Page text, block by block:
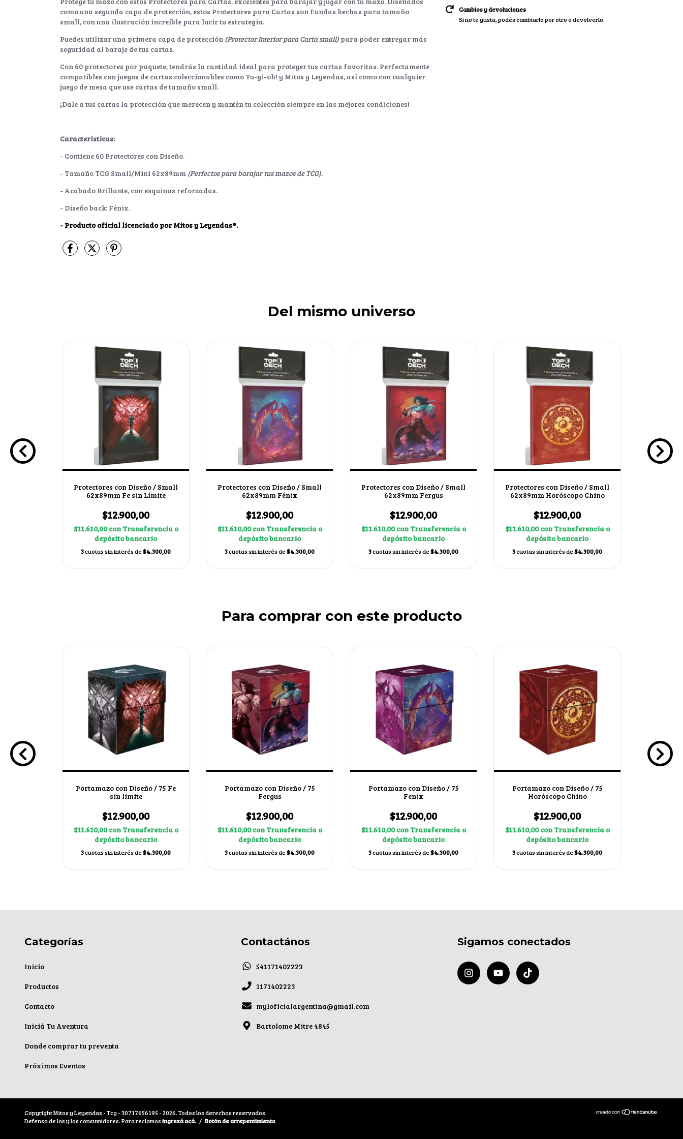
como una segunda capa de protección, estos Protectores para Cartas son Fundas hechas para tamaño
small, con una ilustración increíble para lucir tu estrategia.
Puedes utilizar una primera capa de protección (Protector Interior para Carta small) para poder entregar más
seguridad al baraje de tus cartas.
Con 60 protectores por paquete, tendrás la cantidad ideal para proteger tus cartas favoritas. Perfectamente
compatibles con juegos de cartas coleccionables como Yu-gi-oh! y Mitos y Leyendas, así como con cualquier
juego de mesa que use cartas de tamaño small.
¡Dale a tus cartas la protección que merecen y mantén tu colección siempre en las mejores condiciones!
Características:
- Contiene 60 Protectores con Diseño.
- Tamaño TCG Small/Mini 62x89mm (Perfectos para barajar tus mazos de TCG).
- Acabado Brillante, con esquinas reforzadas.
- Diseño back: Fénix.
- Producto oficial licenciado por Mitos y Leyendas®.
Cambios y devoluciones
Si no te gusta, podés cambiarlo por otro o devolverlo.
Del mismo universo
Protectores con Diseño / Small
62x89mm Fe sin Límite
$12.900,00
$11.610,00con Transferencia o
depósito bancario
3cuotas sin interés de$4.300,00
Protectores con Diseño / Small
62x89mm Fénix
$12.900,00
$11.610,00con Transferencia o
depósito bancario
3cuotas sin interés de$4.300,00
Protectores con Diseño / Small
62x89mm Fergus
$12.900,00
$11.610,00con Transferencia o
depósito bancario
3cuotas sin interés de$4.300,00
Protectores con Diseño / Small
62x89mm Horóscopo Chino
$12.900,00
$11.610,00con Transferencia o
depósito bancario
3cuotas sin interés de$4.300,00
Para comprar con este producto
Portamazo con Diseño / 75 Fe
sin limite
$12.900,00
$11.610,00con Transferencia o
depósito bancario
3cuotas sin interés de$4.300,00
Portamazo con Diseño / 75
Fergus
$12.900,00
$11.610,00con Transferencia o
depósito bancario
3cuotas sin interés de$4.300,00
Portamazo con Diseño / 75
Fenix
$12.900,00
$11.610,00con Transferencia o
depósito bancario
3cuotas sin interés de$4.300,00
Portamazo con Diseño / 75
Horóscopo Chino
$12.900,00
$11.610,00con Transferencia o
depósito bancario
3cuotas sin interés de$4.300,00
Categorías
Inicio
Productos
Contacto
Iniciá Tu Aventura
Donde comprar tu preventa
Próximos Eventos
Contactános
541171402223
1171402223
myloficialargentina@gmail.com
Bartolome Mitre 4845
Sigamos conectados
Copyright Mitos y Leyendas - Tcg - 30717656195 - 2026. Todos los derechos reservados.
Defensa de las y los consumidores. Para reclamosingresá acá. / Botón de arrepentimiento